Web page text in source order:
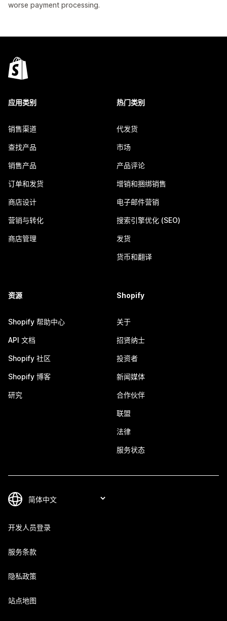
worse payment processing.
应用类别
销售渠道
查找产品
销售产品
订单和发货
商店设计
营销与转化
商店管理
热门类别
代发货
市场
产品评论
增销和捆绑销售
电子邮件营销
搜索引擎优化 (SEO)
发货
货币和翻译
资源
Shopify 帮助中心
API 文档
Shopify 社区
Shopify 博客
研究
Shopify
关于
招贤纳士
投资者
新闻媒体
合作伙伴
联盟
法律
服务状态
开发人员登录
服务条款
隐私政策
站点地图